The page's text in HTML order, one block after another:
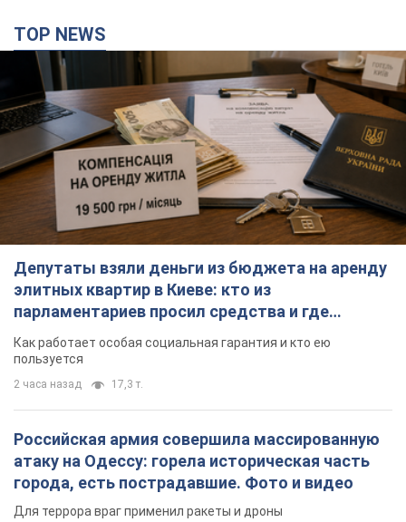
TOP NEWS
Депутаты взяли деньги из бюджета на аренду
элитных квартир в Киеве: кто из
парламентариев просил средства и где
поселился
Как работает особая социальная гарантия и кто ею
пользуется
2 часа назад 17,3 т.
Российская армия совершила массированную
атаку на Одессу: горела историческая часть
города, есть пострадавшие. Фото и видео
Для террора враг применил ракеты и дроны